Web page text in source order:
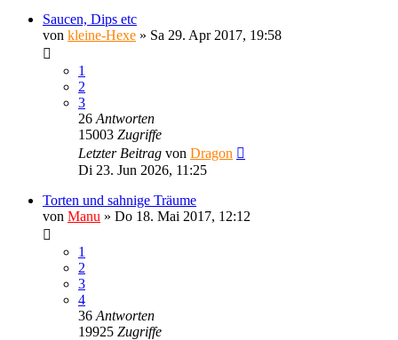
Saucen, Dips etc
von kleine-Hexe » Sa 29. Apr 2017, 19:58
1
2
3
26 Antworten
15003 Zugriffe
Letzter Beitrag von Dragon
Di 23. Jun 2026, 11:25
Torten und sahnige Träume
von Manu » Do 18. Mai 2017, 12:12
1
2
3
4
36 Antworten
19925 Zugriffe